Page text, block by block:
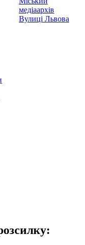
медіаархів
Вулиці Львова